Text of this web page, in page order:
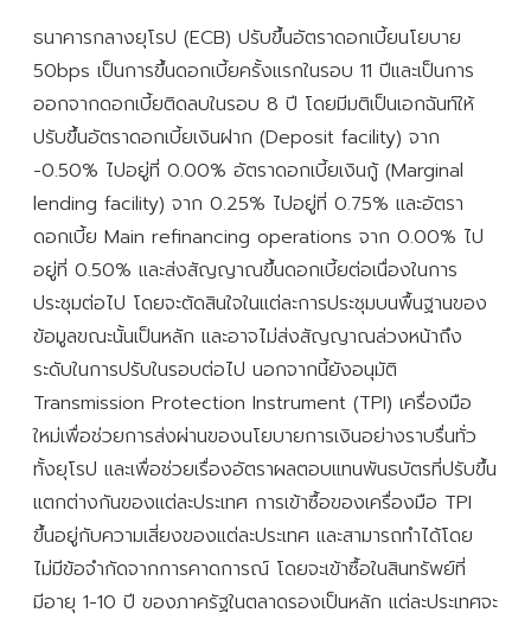
ธนาคารกลางยุโรป (ECB) ปรับขึ้นอัตราดอกเบี้ยนโยบาย
50bps เป็นการขึ้นดอกเบี้ยครั้งแรกในรอบ 11 ปีและเป็นการ
ออกจากดอกเบี้ยติดลบในรอบ 8 ปี โดยมีมติเป็นเอกฉันท์ให้
ปรับขึ้นอัตราดอกเบี้ยเงินฝาก (Deposit facility) จาก
-0.50% ไปอยู่ที่ 0.00% อัตราดอกเบี้ยเงินกู้ (Marginal
lending facility) จาก 0.25% ไปอยู่ที่ 0.75% และอัตรา
ดอกเบี้ย Main refinancing operations จาก 0.00% ไป
อยู่ที่ 0.50% และส่งสัญญาณขึ้นดอกเบี้ยต่อเนื่องในการ
ประชุมต่อไป โดยจะตัดสินใจในแต่ละการประชุมบนพื้นฐานของ
ข้อมูลขณะนั้นเป็นหลัก และอาจไม่ส่งสัญญาณล่วงหน้าถึง
ระดับในการปรับในรอบต่อไป นอกจากนี้ยังอนุมัติ
Transmission Protection Instrument (TPI) เครื่องมือ
ใหม่เพื่อช่วยการส่งผ่านของนโยบายการเงินอย่างราบรื่นทั่ว
ทั้งยุโรป และเพื่อช่วยเรื่องอัตราผลตอบแทนพันธบัตรที่ปรับขึ้น
แตกต่างกันของแต่ละประเทศ การเข้าซื้อของเครื่องมือ TPI
ขึ้นอยู่กับความเสี่ยงของแต่ละประเทศ และสามารถทำได้โดย
ไม่มีข้อจำกัดจากการคาดการณ์ โดยจะเข้าซื้อในสินทรัพย์ที่
มีอายุ 1-10 ปี ของภาครัฐในตลาดรองเป็นหลัก แต่ละประเทศจะ